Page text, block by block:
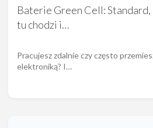
Baterie Green Cell: Standard,
tu chodzi i…
Pracujesz zdalnie czy często
elektroniką? I…